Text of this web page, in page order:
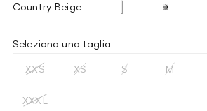
Country Beige
Seleziona una taglia
XXS XS S M
XXXL